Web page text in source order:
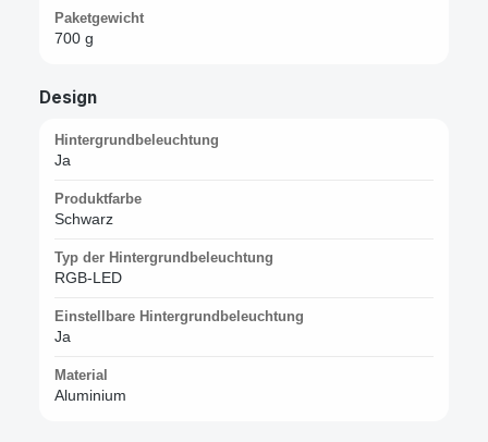
Paketgewicht
700 g
Design
Hintergrundbeleuchtung
Ja
Produktfarbe
Schwarz
Typ der Hintergrundbeleuchtung
RGB-LED
Einstellbare Hintergrundbeleuchtung
Ja
Material
Aluminium